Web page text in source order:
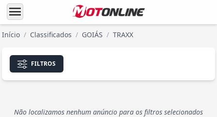
menu
Início / Classificados / GOIÁS / TRAXX
FILTROS
Não localizamos nenhum anúncio para os filtros selecionados